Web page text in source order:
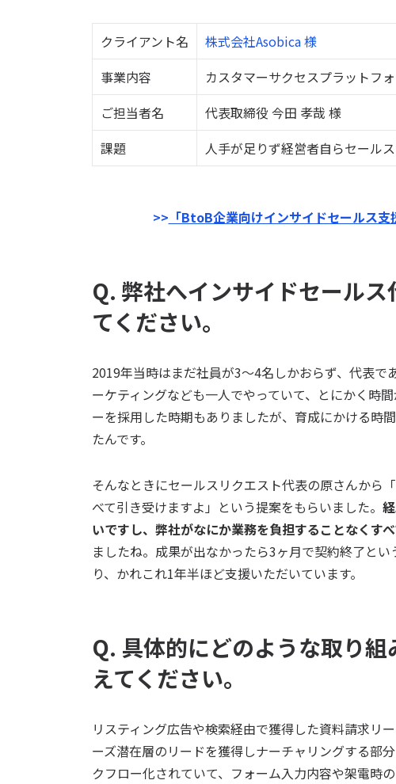
クライアント名
株式会社Asobica 様
事業内容
カスタマーサクセスプラットフ
ご担当者名
代表取締役 今田 孝哉 様
課題
人手が足りず経営者自らセール
>> 「BtoB企業向けインサイドセールス
Q. 弊社へインサイドセール
てください。
2019年当時はまだ社員が3〜4名しかおらず、代表
ーケティングなども一人でやっていて、とにかく時
ーを採用した時期もありましたが、育成にかける時
たんです。
そんなときにセールスリクエスト代表の原さんから
べて引き受けますよ」という提案をもらいました。
いですし、弊社がなにか業務を負担することなくす
ましたね。成果が出なかったら3ヶ月で契約終了と
り、かれこれ1年半ほど支援いただいています。
Q. 具体的にどのような取り
えてください。
リスティング広告や検索経由で獲得した資料請求リ
ーズ潜在層のリードを獲得しナーチャリングする部
クフロー化されていて、フォーム入力内容や架電時